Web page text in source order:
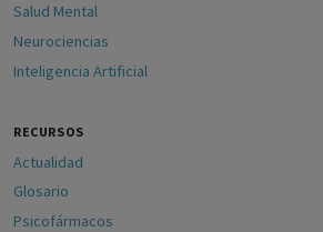
Salud Mental
Neurociencias
Inteligencia Artificial
RECURSOS
Actualidad
Glosario
Psicofármacos